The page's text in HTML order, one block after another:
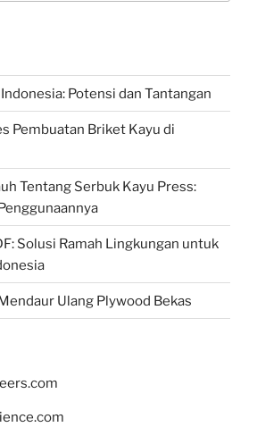
Potensi dan Tantangan
Pembuatan Briket Kayu di
Tentang Serbuk Kayu Press:
Solusi Ramah Lingkungan untuk
Ulang Plywood Bekas